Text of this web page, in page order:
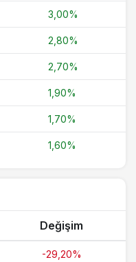
3,00%
2,80%
2,70%
1,90%
1,70%
1,60%
Değişim
-29,20%